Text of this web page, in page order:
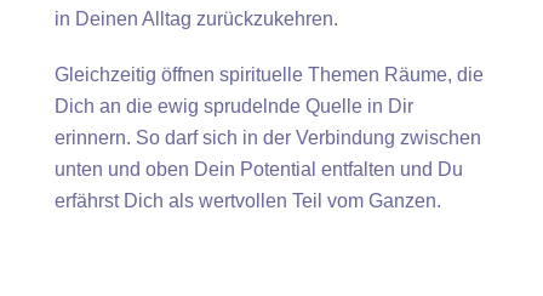
in Deinen Alltag zurückzukehren.
Gleichzeitig öffnen spirituelle Themen Räume, die
Dich an die ewig sprudelnde Quelle in Dir
erinnern. So darf sich in der Verbindung zwischen
unten und oben Dein Potential entfalten und Du
erfährst Dich als wertvollen Teil vom Ganzen.